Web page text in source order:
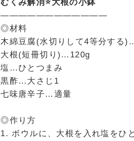
むくみ解消⭐大根の小鉢
————————————
◎材料
木綿豆腐(水切りして4等分する
大根(短冊切り)…120g
塩…ひとつまみ
黒酢…大さじ1
七味唐辛子…適量
◎作り方
1. ボウルに、大根を入れ塩をひ